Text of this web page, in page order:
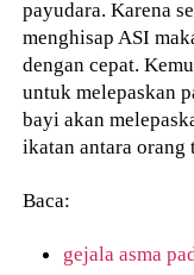
payudara. Karena
menghisap ASI
dengan cepat.
untuk melepaskan
bayi akan
ikatan antara orang
Baca:
gejala asma